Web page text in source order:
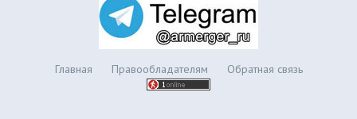
Главная Правообладателям Обратная связь